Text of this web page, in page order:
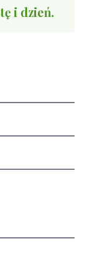
i dzień.